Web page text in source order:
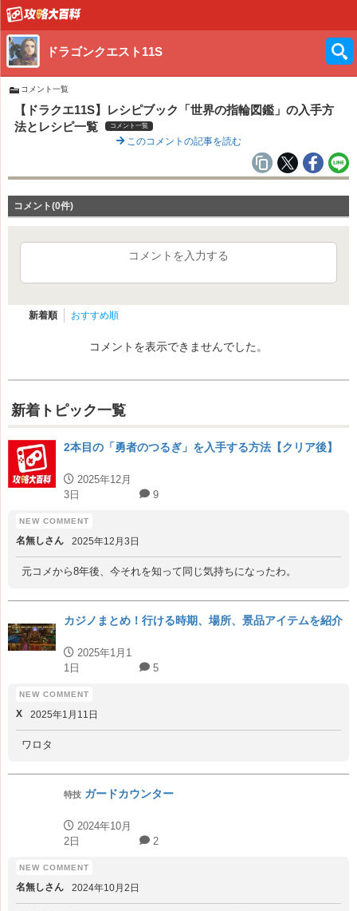
ドラゴンクエスト11S
コメント一覧
【ドラクエ11S】レシピブック「世界の指輪図鑑」の入手方
法とレシピ一覧
コメント一覧
このコメントの記事を読む
コメント(0件)
コメントを入力する
新着順 おすすめ順
コメントを表示できませんでした。
新着トピック一覧
2本目の「勇者のつるぎ」を入手する方法【クリア後】
2025年12月
3日
9
名無しさん 2025年12月3日
元コメから8年後、今それを知って同じ気持ちになったわ。
カジノまとめ！行ける時期、場所、景品アイテムを紹介
2025年1月1
1日
5
X 2025年1月11日
ワロタ
特技 ガードカウンター
2024年10月
2日
2
名無しさん 2024年10月2日